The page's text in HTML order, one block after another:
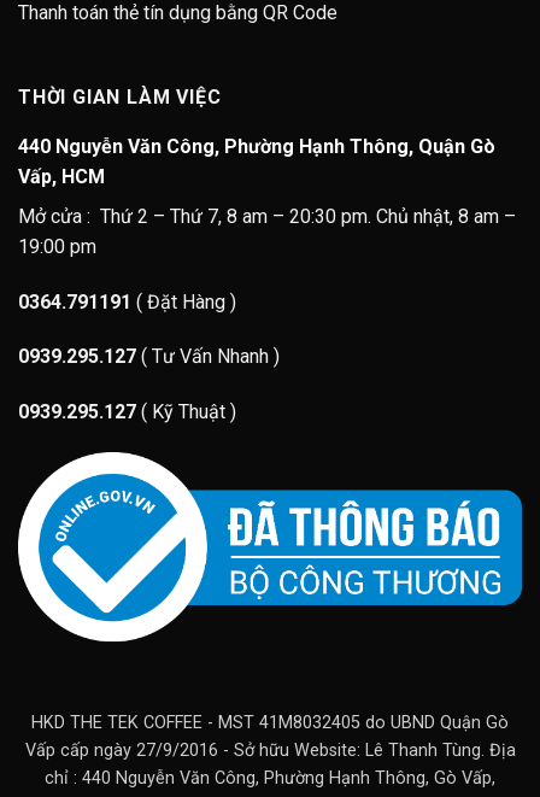
Thanh toán thẻ tín dụng bằng QR Code
THỜI GIAN LÀM VIỆC
440 Nguyễn Văn Công, Phường Hạnh Thông, Quận Gò
Vấp, HCM
Mở cửa : Thứ 2 – Thứ 7, 8 am – 20:30 pm. Chủ nhật, 8 am –
19:00 pm
0364.791191 ( Đặt Hàng )
0939.295.127 ( Tư Vấn Nhanh )
0939.295.127 ( Kỹ Thuật )
HKD THE TEK COFFEE - MST 41M8032405 do UBND Quận Gò
Vấp cấp ngày 27/9/2016 - Sở hữu Website: Lê Thanh Tùng. Địa
chỉ : 440 Nguyễn Văn Công, Phường Hạnh Thông, Gò Vấp,